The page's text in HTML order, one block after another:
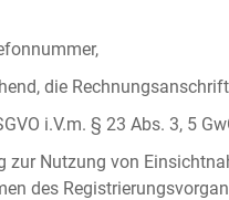
die
i.V.m. § 23 Abs. 3, 5
zur Nutzung von
des